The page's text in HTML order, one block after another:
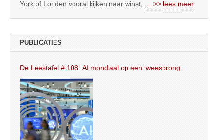
York of Londen vooral kijken naar winst,
… >> lees meer
PUBLICATIES
De Leestafel # 108: AI mondiaal op een tweesprong